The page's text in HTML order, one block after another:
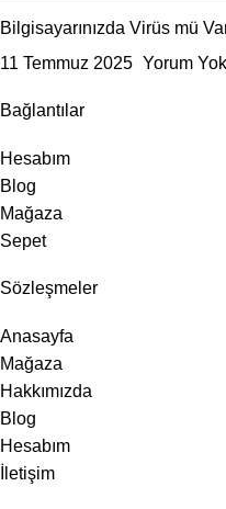
Bilgisayarınızda Virüs mü
11 Temmuz 2025 Yorum Yok
Bağlantılar
Hesabım
Blog
Mağaza
Sepet
Sözleşmeler
Anasayfa
Mağaza
Hakkımızda
Blog
Hesabım
İletişim